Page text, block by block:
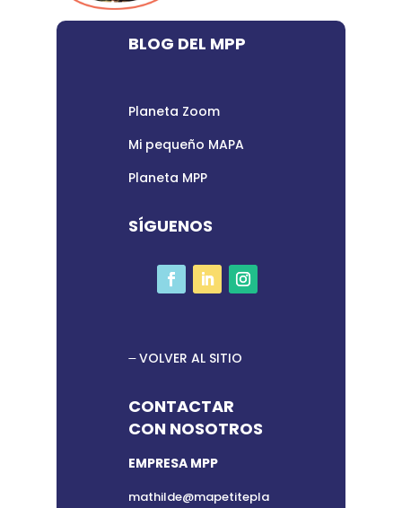
BLOG DEL MPP
Planeta Zoom
Mi pequeño MAPA
Planeta MPP
SÍGUENOS
VOLVER AL SITIO
CONTACTAR
CON NOSOTROS
EMPRESA MPP
mathilde@mapetitepla